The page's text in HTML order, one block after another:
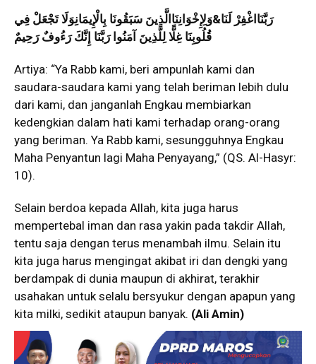
رَبَّنَااغْفِرْ لَنَا&وَلِإِخْوَانِنَاالَّذِينَ سَبَقُونَا بِالْإِيمَانِوَلَا تَجْعَلْ فِي
قُلُوبِنَا غِلًّا لِلَّذِينَ آمَنُوا رَبَّنَا إِنَّكَ رَءُوفٌ رَحِيمٌ
Artiya: “Ya Rabb kami, beri ampunlah kami dan
saudara-saudara kami yang telah beriman lebih dulu
dari kami, dan janganlah Engkau membiarkan
kedengkian dalam hati kami terhadap orang-orang
yang beriman. Ya Rabb kami, sesungguhnya Engkau
Maha Penyantun lagi Maha Penyayang,” (QS. Al-Hasyr:
10).
Selain berdoa kepada Allah, kita juga harus
mempertebal iman dan rasa yakin pada takdir Allah,
tentu saja dengan terus menambah ilmu. Selain itu
kita juga harus mengingat akibat iri dan dengki yang
berdampak di dunia maupun di akhirat, terakhir
usahakan untuk selalu bersyukur dengan apapun yang
kita milki, sedikit ataupun banyak. (Ali Amin)